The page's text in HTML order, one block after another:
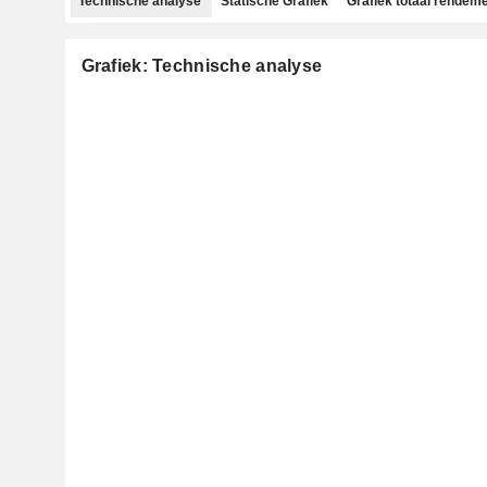
Grafiek: Technische analyse